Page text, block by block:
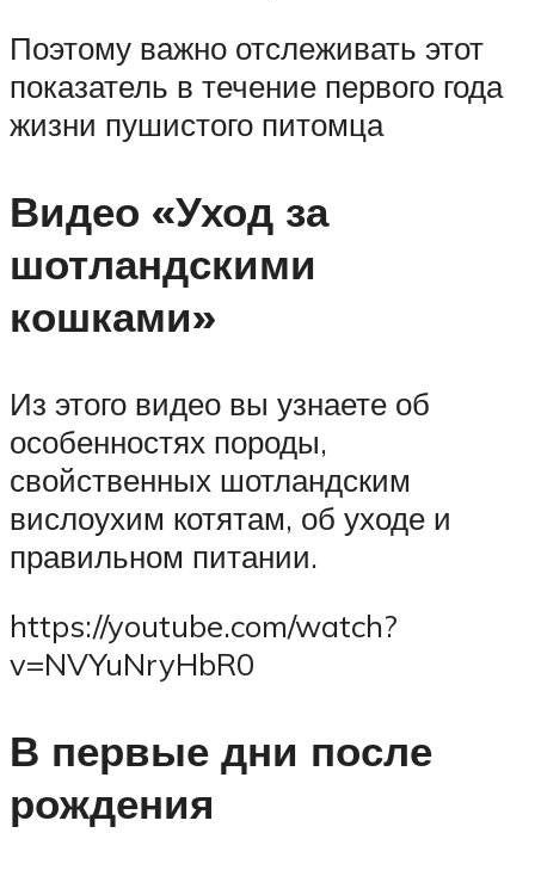
Поэтому важно отслеживать этот
показатель в течение первого года
жизни пушистого питомца
Видео «Уход за
шотландскими
кошками»
Из этого видео вы узнаете об
особенностях породы,
свойственных шотландским
вислоухим котятам, об уходе и
правильном питании.
https://youtube.com/watch?
v=NVYuNryHbR0
В первые дни после
рождения